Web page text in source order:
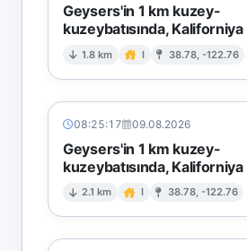
Geysers'in 1 km kuzey-
kuzeybatısında, Kaliforniya
1.8 km I 38.78, -122.76
08:25:17 09.08.2026
Geysers'in 1 km kuzey-
kuzeybatısında, Kaliforniya
2.1 km I 38.78, -122.76